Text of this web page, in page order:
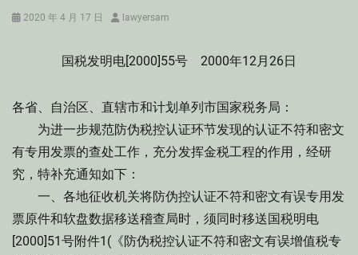
Posted
2020 年 4 月 17 日 Authorlawyersam
国税发明电[2000]55号 2000年12月26日
各省、自治区、直辖市和计划单列市国家税务局：
为进一步规范防伪税控认证环节发现的认证不符和密文
有专用发票的查处工作，充分发挥金税工程的作用，经研
究，特补充通知如下：
一、各地征收机关将防伪控认证不符和密文有误专用发
票原件和软盘数据移送稽查局时，须同时移送国税明电
[2000]51号附件1(《防伪税控认证不符和密文有误增值税专